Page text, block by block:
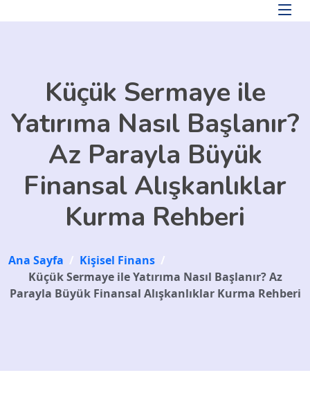
Küçük Sermaye ile
Yatırıma Nasıl Başlanır?
Az Parayla Büyük
Finansal Alışkanlıklar
Kurma Rehberi
Ana Sayfa / Kişisel Finans /
Küçük Sermaye ile Yatırıma Nasıl Başlanır? Az
Parayla Büyük Finansal Alışkanlıklar Kurma Rehberi